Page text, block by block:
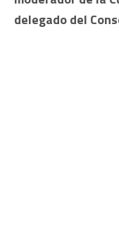
delegado del